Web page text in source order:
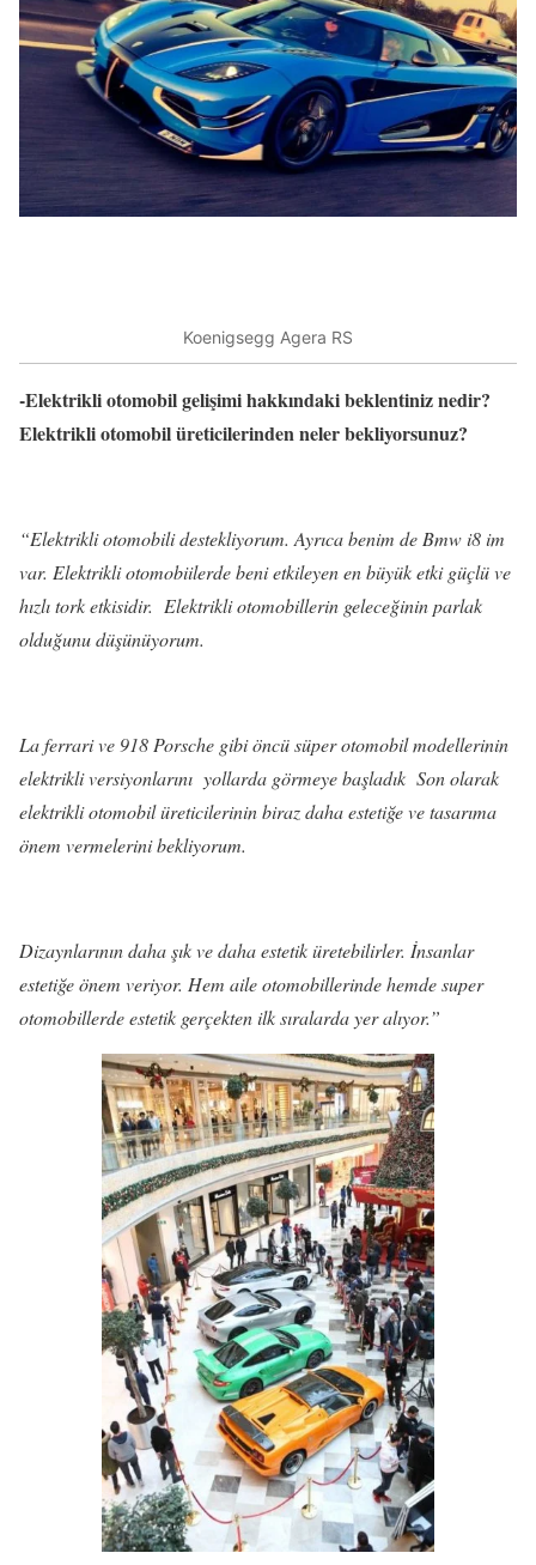
Koenigsegg Agera RS
-Elektrikli otomobil gelişimi hakkındaki beklentiniz nedir?
Elektrikli otomobil üreticilerinden neler bekliyorsunuz?
“Elektrikli otomobili destekliyorum. Ayrıca benim de Bmw i8 im
var. Elektrikli otomobiilerde beni etkileyen en büyük etki güçlü ve
hızlı tork etkisidir. Elektrikli otomobillerin geleceğinin parlak
olduğunu düşünüyorum.
La ferrari ve 918 Porsche gibi öncü süper otomobil modellerinin
elektrikli versiyonlarını yollarda görmeye başladık Son olarak
elektrikli otomobil üreticilerinin biraz daha estetiğe ve tasarıma
önem vermelerini bekliyorum.
Dizaynlarının daha şık ve daha estetik üretebilirler. İnsanlar
estetiğe önem veriyor. Hem aile otomobillerinde hemde super
otomobillerde estetik gerçekten ilk sıralarda yer alıyor.”